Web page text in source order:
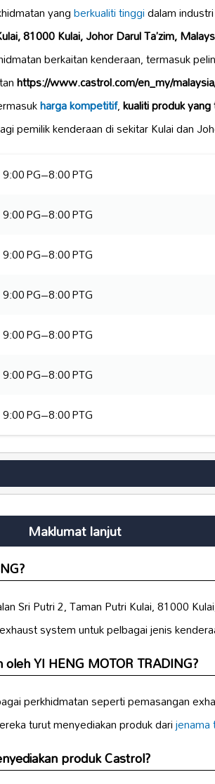
yangberkualiti tinggidalam
81000 Kulai, Johor Darul Ta’zim,
berkaitan kenderaan, termasuk
https://www.castrol.com/en_my/
harga kompetitif,kualiti produk
pemilik kenderaan di sekitar Kulai dan
9:00 PG–8:00 PTG
9:00 PG–8:00 PTG
9:00 PG–8:00 PTG
9:00 PG–8:00 PTG
9:00 PG–8:00 PTG
9:00 PG–8:00 PTG
9:00 PG–8:00 PTG
Maklumat lanjut
Sri Putri 2, Taman Putri Kulai, 81000
system untuk pelbagai jenis
YI HENG MOTOR TRADING?
perkhidmatan seperti pemasangan
turut menyediakan produk darijenama
produk Castrol?